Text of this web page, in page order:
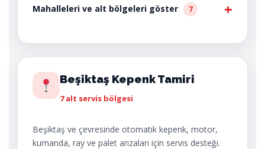
Mahalleleri ve alt bölgeleri göster 7
Beşiktaş Kepenk Tamiri
7 alt servis bölgesi
Beşiktaş ve çevresinde otomatik kepenk, motor,
kumanda, ray ve palet arızaları için servis desteği.